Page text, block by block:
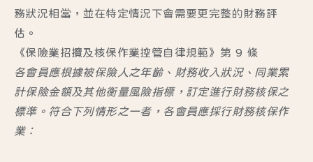
務狀況相當，並在特定情況下會需要更完整的財務評
估。
《保險業招攬及核保作業控管自律規範》第 9 條
各會員應根據被保險人之年齡、財務收入狀況、同業累
計保險金額及其他衡量風險指標，訂定進行財務核保之
標準。符合下列情形之一者，各會員應採行財務核保作
業：